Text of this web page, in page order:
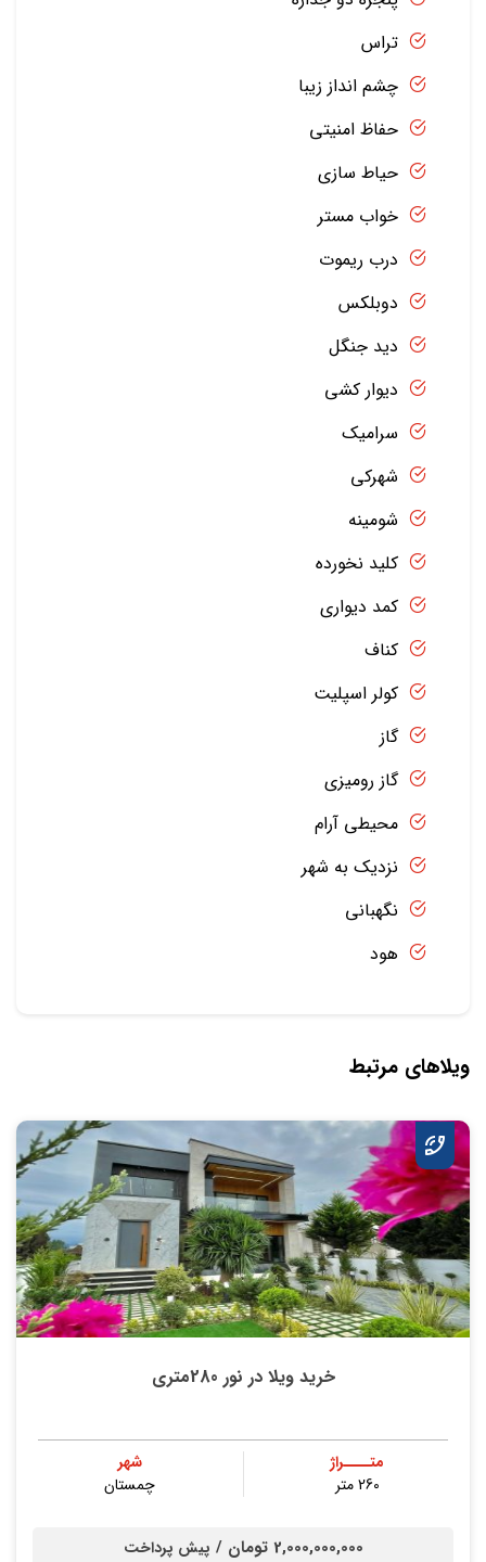
تراس
چشم انداز زیبا
حفاظ امنیتی
حیاط سازی
خواب مستر
درب ریموت
دوبلکس
دید جنگل
دیوار کشی
سرامیک
شهرکی
شومینه
کلید نخورده
کمد دیواری
کناف
کولر اسپلیت
گاز
گاز رومیزی
محیطی آرام
نزدیک به شهر
نگهبانی
هود
ویلاهای مرتبط
خرید ویلا در نور 280متری
متــــراژ
260 متر
شهر
چمستان
2,000,000,000 تومان / پیش پرداخت